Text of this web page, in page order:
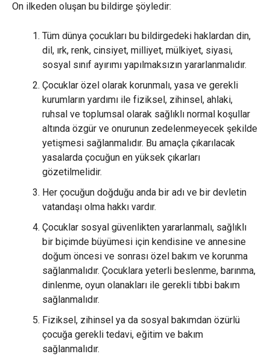
On ilkeden oluşan bu bildirge şöyledir:
Tüm dünya çocukları bu bildirgedeki haklardan din,
dil, ırk, renk, cinsiyet, milliyet, mülkiyet, siyasi,
sosyal sınıf ayırımı yapılmaksızın yararlanmalıdır.
Çocuklar özel olarak korunmalı, yasa ve gerekli
kurumların yardımı ile fiziksel, zihinsel, ahlaki,
ruhsal ve toplumsal olarak sağlıklı normal koşullar
altında özgür ve onurunun zedelenmeyecek şekilde
yetişmesi sağlanmalıdır. Bu amaçla çıkarılacak
yasalarda çocuğun en yüksek çıkarları
gözetilmelidir.
Her çocuğun doğduğu anda bir adı ve bir devletin
vatandaşı olma hakkı vardır.
Çocuklar sosyal güvenlikten yararlanmalı, sağlıklı
bir biçimde büyümesi için kendisine ve annesine
doğum öncesi ve sonrası özel bakım ve korunma
sağlanmalıdır. Çocuklara yeterli beslenme, barınma,
dinlenme, oyun olanakları ile gerekli tıbbi bakım
sağlanmalıdır.
Fiziksel, zihinsel ya da sosyal bakımdan özürlü
çocuğa gerekli tedavi, eğitim ve bakım
sağlanmalıdır.